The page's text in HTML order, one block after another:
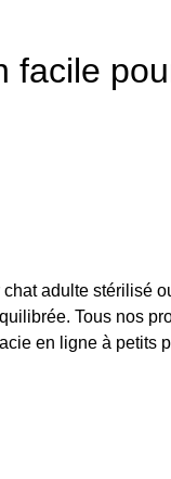
facile
adulte stérilisé
Tous nos
en ligne à petits